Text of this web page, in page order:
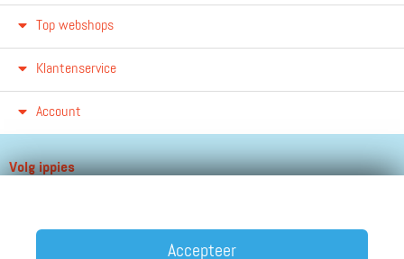
Top webshops
Klantenservice
Account
Volg ippies
Accepteer